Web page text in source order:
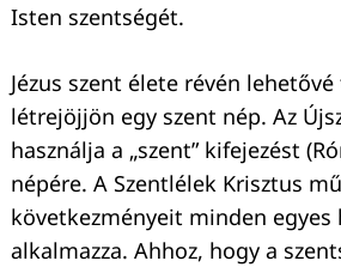
Isten szentségét.
Jézus szent élete révén
létrejöjjön egy szent nép. Az
használja a „szent” kifejezést
népére. A Szentlélek Krisztus
következményeit minden egyes
alkalmazza. Ahhoz, hogy a